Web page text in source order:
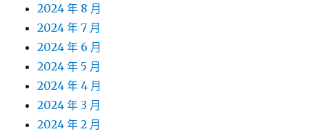
2024 年 8 月
2024 年 7 月
2024 年 6 月
2024 年 5 月
2024 年 4 月
2024 年 3 月
2024 年 2 月